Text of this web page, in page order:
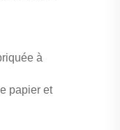
à
papier et